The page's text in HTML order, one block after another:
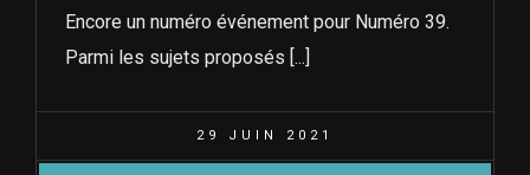
Encore un numéro événement pour Numéro 39.
Parmi les sujets proposés [...]
29 JUIN 2021